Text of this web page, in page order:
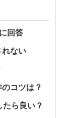
回答
れない
コツは？
たら良い？